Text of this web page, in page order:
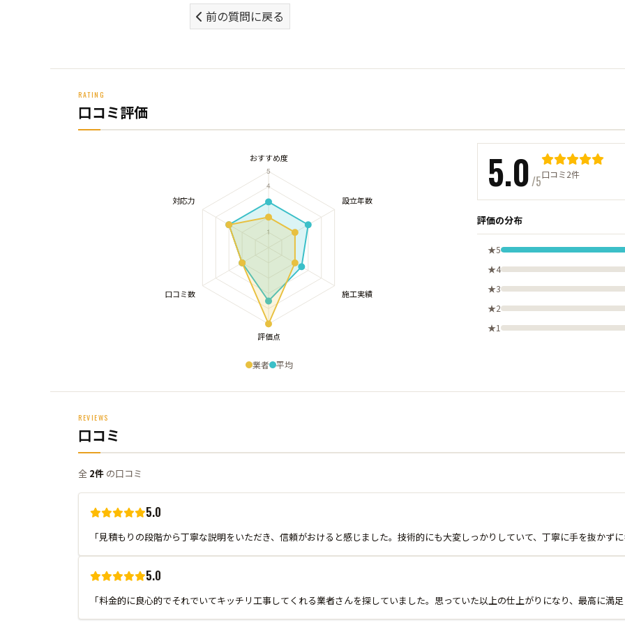
前の質問に戻る
RATING
口コミ評価
業者 平均
5.0/5口コミ2件
評価の分布
★5
★4
★3
★2
★1
REVIEWS
口コミ
全 2件 の口コミ
5.0
「見積もりの段階から丁寧な説明をいただき、信頼がおけると感じました。技術的にも大変しっかりしていて、丁寧に手を抜かず
5.0
「料金的に良心的でそれでいてキッチリ工事してくれる業者さんを探していました。思っていた以上の仕上がりになり、最高に満足